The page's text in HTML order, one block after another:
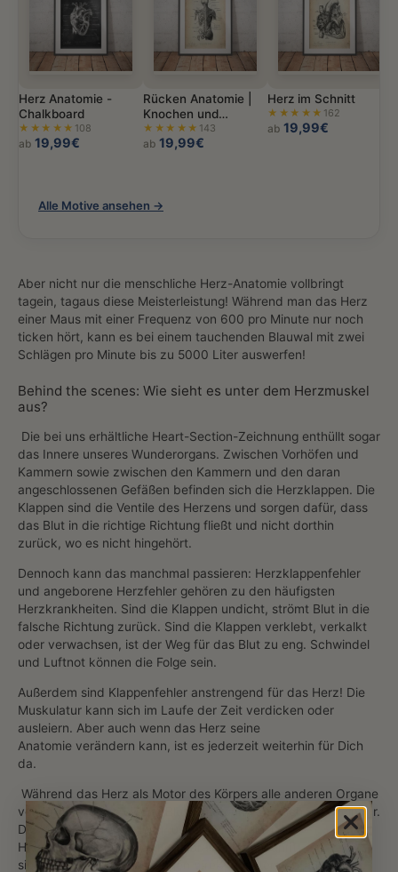
Herz Anatomie -
Chalkboard
★★★★★ 108
ab 19,99€
Rücken Anatomie |
Knochen und
Muskeln
★★★★★ 143
ab 19,99€
Herz im Schnitt
★★★★★ 162
ab 19,99€
Alle Motive ansehen →
Aber nicht nur die menschliche Herz-Anatomie vollbringt
tagein, tagaus diese Meisterleistung! Während man das Herz
einer Maus mit einer Frequenz von 600 pro Minute nur noch
ticken hört, kann es bei einem tauchenden Blauwal mit zwei
Schlägen pro Minute bis zu 5000 Liter auswerfen!
Behind the scenes: Wie sieht es unter dem Herzmuskel
aus?
Die bei uns erhältliche Heart-Section-Zeichnung enthüllt sogar
das Innere unseres Wunderorgans. Zwischen Vorhöfen und
Kammern sowie zwischen den Kammern und den daran
angeschlossenen Gefäßen befinden sich die Herzklappen. Die
Klappen sind die Ventile des Herzens und sorgen dafür, dass
das Blut in die richtige Richtung fließt und nicht dorthin
zurück, wo es nicht hingehört.
Dennoch kann das manchmal passieren: Herzklappenfehler
und angeborene Herzfehler gehören zu den häufigsten
Herzkrankheiten. Sind die Klappen undicht, strömt Blut in die
falsche Richtung zurück. Sind die Klappen verklebt, verkalkt
oder verwachsen, ist der Weg für das Blut zu eng. Schwindel
und Luftnot können die Folge sein.
Außerdem sind Klappenfehler anstrengend für das Herz! Die
Muskulatur kann sich im Laufe der Zeit verdicken oder
ausleiern. Aber auch wenn das Herz seine
Anatomie verändern kann, ist es jederzeit weiterhin für Dich
da.
Während das Herz als Motor des Körpers alle anderen Organe
versorgt, ist seine eigene Blutversorgung ziemlich unscheinbar.
Die Versorgung des Herzmuskels wird durch die
Herzkranzgefäße, auch Koronararterien genannt,
sichergestellt. Sie entspringen direkt aus dem Anfangsstück